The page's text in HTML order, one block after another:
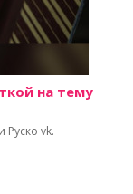
на тему
Руско vk.